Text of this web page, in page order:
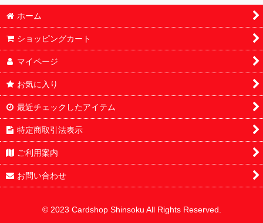
ホーム
ショッピングカート
マイページ
お気に入り
最近チェックしたアイテム
特定商取引法表示
ご利用案内
お問い合わせ
© 2023 Cardshop Shinsoku All Rights Reserved.